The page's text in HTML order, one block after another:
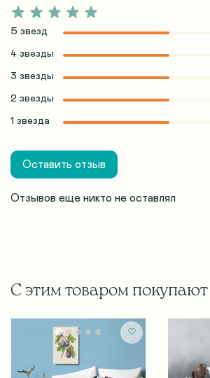
Отзывов еще никто не оставлял
5 звезд
4 звезды
3 звезды
2 звезды
1 звезда
Оставить отзыв
С этим товаром покупают